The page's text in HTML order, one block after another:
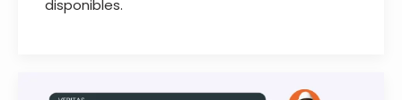
disponibles.